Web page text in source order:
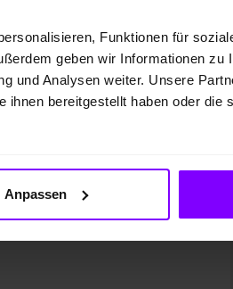
Funktionen für
geben wir Informationen zu
und Analysen weiter. Unsere
bereitgestellt haben oder die
Anpassen